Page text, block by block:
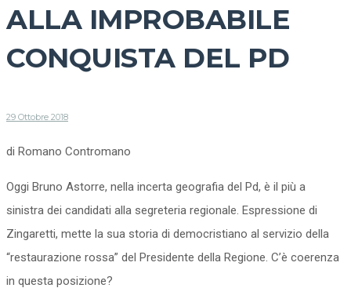
ALLA IMPROBABILE
CONQUISTA DEL PD
29 Ottobre 2018
di Romano Contromano
Oggi Bruno Astorre, nella incerta geografia del Pd, è il più a
sinistra dei candidati alla segreteria regionale. Espressione di
Zingaretti, mette la sua storia di democristiano al servizio della
“restaurazione rossa” del Presidente della Regione. C’è coerenza
in questa posizione?